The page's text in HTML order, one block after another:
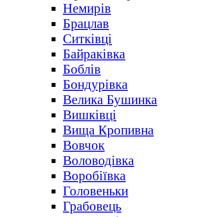
Немирів
Брацлав
Ситківці
Байраківка
Боблів
Бондурівка
Велика Бушинка
Вишківці
Вища Кропивна
Вовчок
Воловодівка
Воробіївка
Головеньки
Грабовець